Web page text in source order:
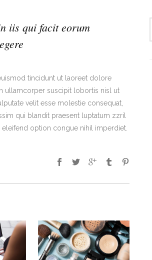
iis qui facit eorum
tincidunt ut laoreet dolore
ullamcorper suscipit lobortis nisl ut
velit esse molestie consequat,
qui blandit praesent luptatum zzril
option congue nihil imperdiet.